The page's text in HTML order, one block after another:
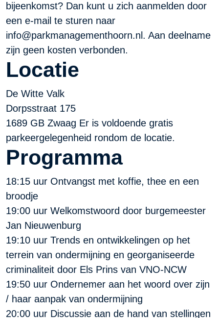
bijeenkomst? Dan kunt u zich aanmelden door
een e-mail te sturen naar
info@parkmanagementhoorn.nl . Aan deelname
zijn geen kosten verbonden.
Locatie
De Witte Valk
Dorpsstraat 175
1689 GB Zwaag Er is voldoende gratis
parkeergelegenheid rondom de locatie.
Programma
18:15 uur Ontvangst met koffie, thee en een
broodje
19:00 uur Welkomstwoord door burgemeester
Jan Nieuwenburg
19:10 uur Trends en ontwikkelingen op het
terrein van ondermijning en georganiseerde
criminaliteit door Els Prins van VNO-NCW
19:50 uur Ondernemer aan het woord over zijn
/ haar aanpak van ondermijning
20:00 uur Discussie aan de hand van stellingen